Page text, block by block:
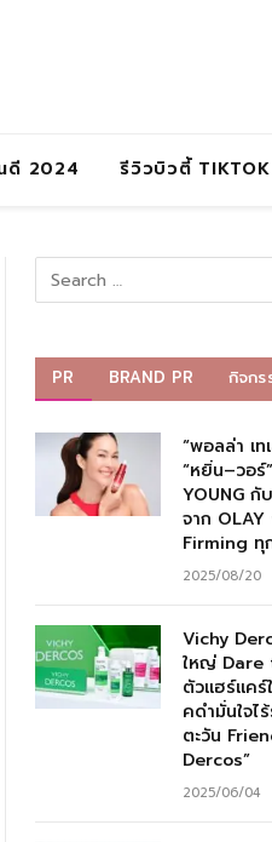
ดี 2024 รีวิวบิวตี้ TIKTOK
PR BRAND PR กิจกร
“พอลล่า เ
“หยิ่น–วอร์
YOUNG กั
จาก OLAY
Firming ทุ
2025/08/20
Vichy
ใหญ่ Dare
ตัวแฮร์แค
คดำมั่นใจไ
ตะวัน
Dercos”
2025/06/04